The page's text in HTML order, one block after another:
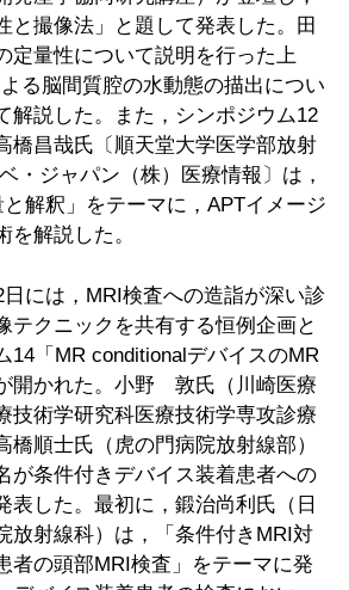
と撮像法」と題して発表した。田
定量性について説明を行った上
る脳間質腔の水動態の描出につい
解説した。また，シンポジウム12
橋昌哉氏〔順天堂大学医学部放射
・ジャパン（株）医療情報〕は，
と解釈」をテーマに，APTイメージ
を解説した。
には，MRI検査への造詣が深い診
テクニックを共有する恒例企画と
14「MR conditionalデバイスのMR
開かれた。小野 敦氏（川崎医療
技術学研究科医療技術学専攻診療
橋順士氏（虎の門病院放射線部）
が条件付きデバイス装着患者への
表した。最初に，鍛治尚利氏（日
放射線科）は，「条件付きMRI対
者の頭部MRI検査」をテーマに発